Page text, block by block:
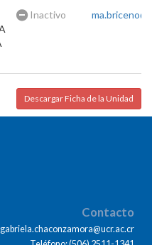
Inactivo
Descargar Ficha de la Unidad
Contacto